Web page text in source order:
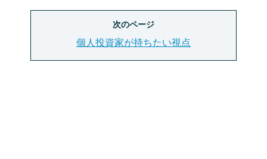
次のページ
個人投資家が持ちたい視点